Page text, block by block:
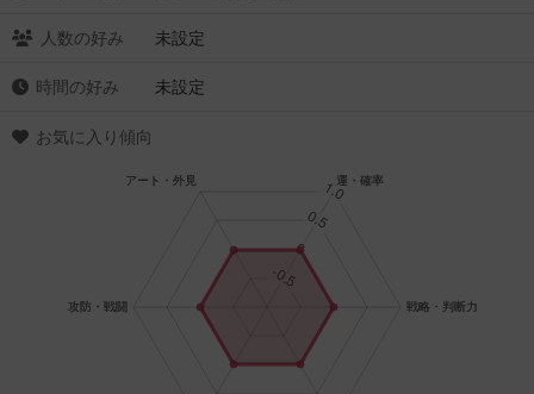
人数の好み 未設定
時間の好み 未設定
お気に入り傾向